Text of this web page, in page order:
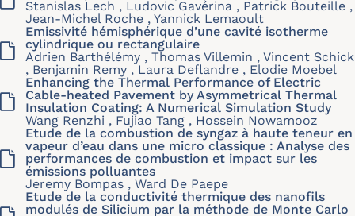
Stanislas Lech , Ludovic Gavérina , Patrick Bouteille ,
Jean-Michel Roche , Yannick Lemaoult
Emissivité hémisphérique d’une cavité isotherme
cylindrique ou rectangulaire
Adrien Barthélémy , Thomas Villemin , Vincent Schick
, Benjamin Remy , Laura Deflandre , Elodie Moebel
Enhancing the Thermal Performance of Electric
Cable-heated Pavement by Asymmetrical Thermal
Insulation Coating: A Numerical Simulation Study
Wang Renzhi , Fujiao Tang , Hossein Nowamooz
Etude de la combustion de syngaz à haute teneur en
vapeur d’eau dans une micro classique : Analyse des
performances de combustion et impact sur les
émissions polluantes
Jeremy Bompas , Ward De Paepe
Etude de la conductivité thermique des nanofils
modulés de Silicium par la méthode de Monte Carlo